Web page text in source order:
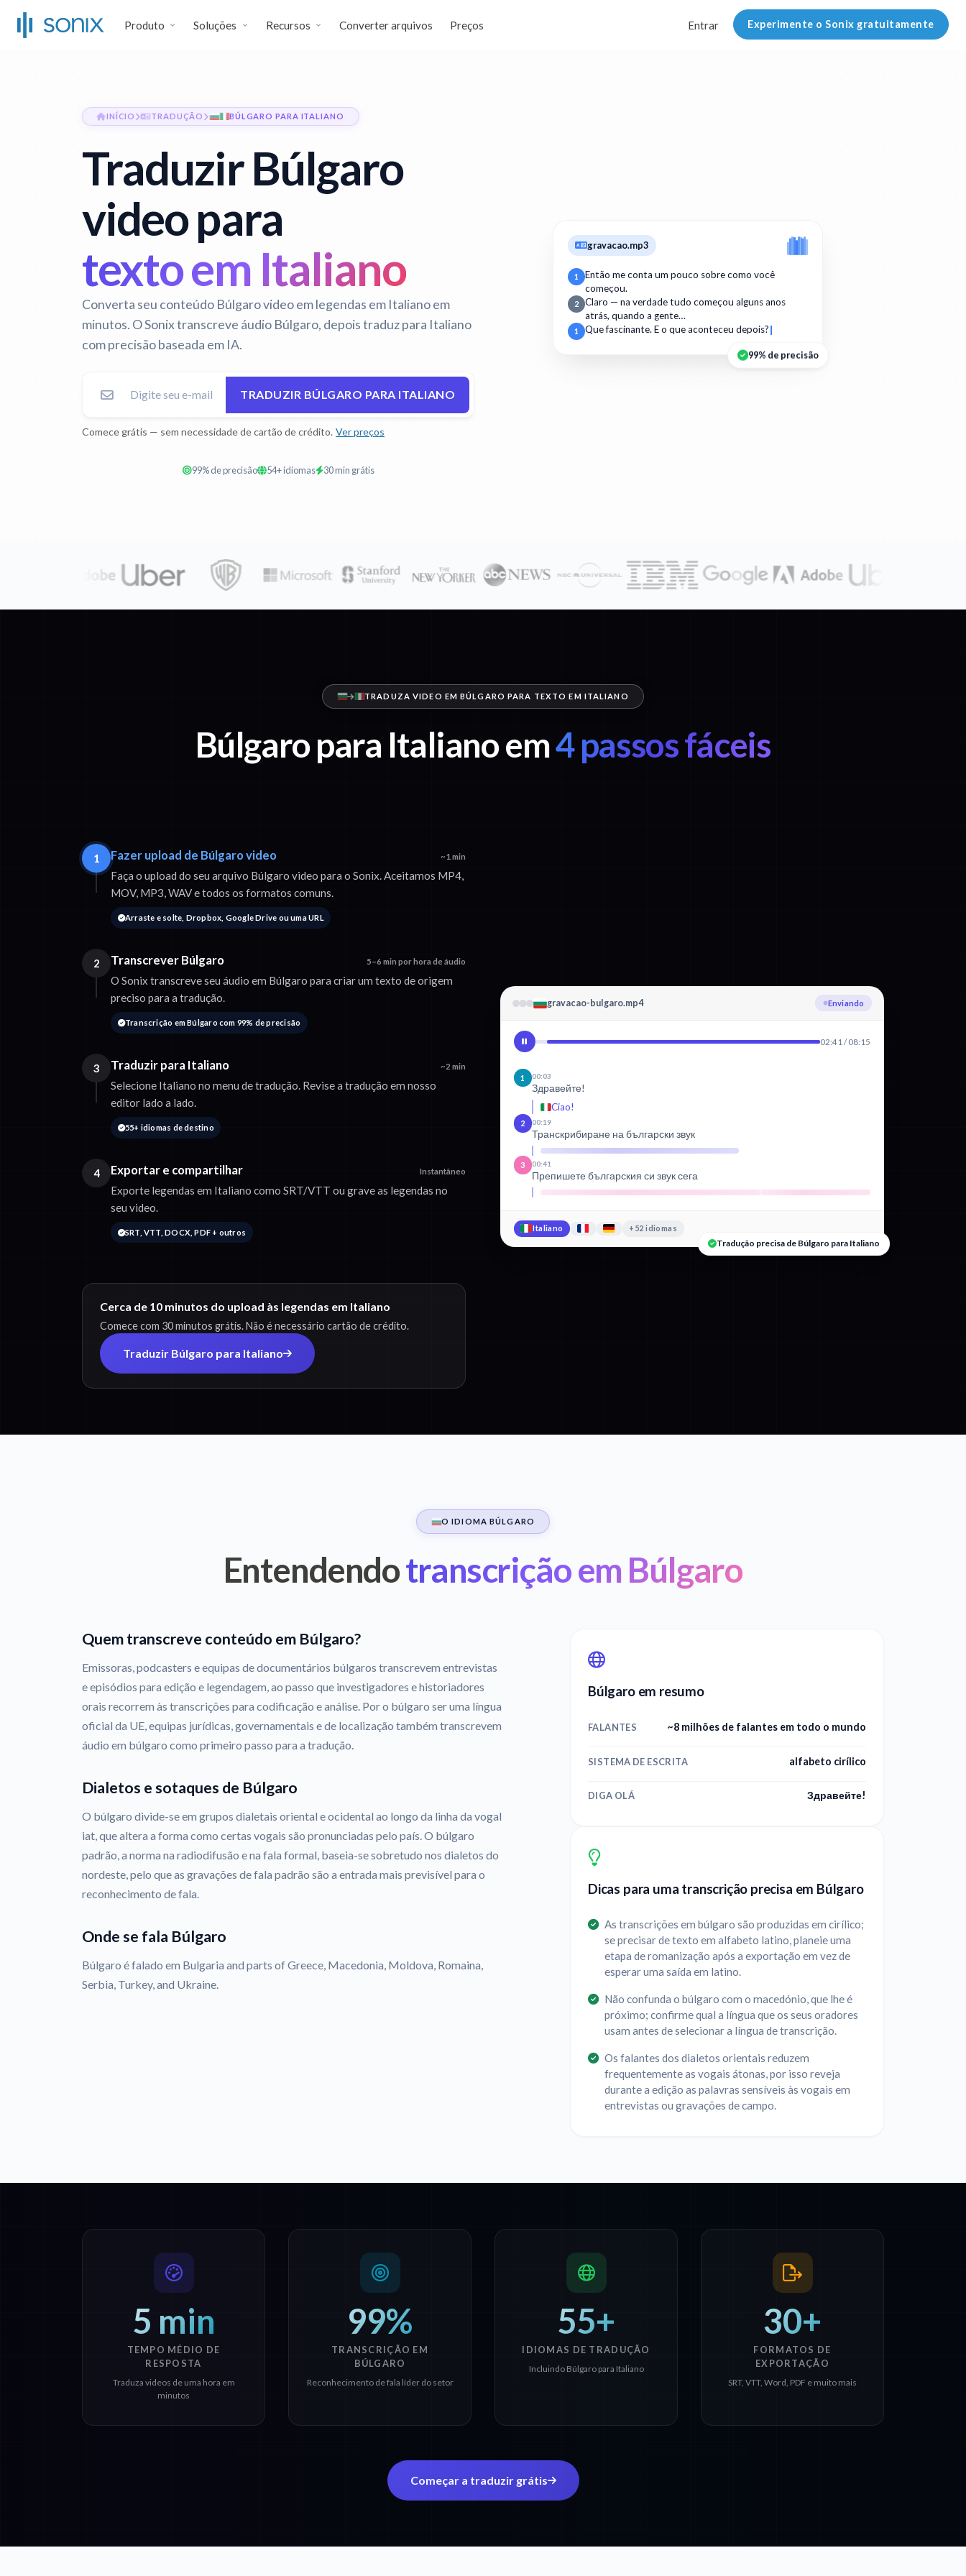
Produto Soluções Recursos Converter arquivos Preços Entrar Experimente o Sonix gratuitamente
INÍCIO TRADUÇÃO BÚLGARO PARA ITALIANO
Traduzir Búlgaro
video para
texto em Italiano
Converta seu conteúdo Búlgaro video em legendas em Italiano em
minutos. O Sonix transcreve áudio Búlgaro, depois traduz para Italiano
com precisão baseada em IA.
TRADUZIR BÚLGARO PARA ITALIANO
Comece grátis — sem necessidade de cartão de crédito. Ver preços
99% de precisão 54+ idiomas 30 min grátis
gravacao.mp3
1
Então me conta um pouco sobre como você
começou.
2
Claro — na verdade tudo começou alguns anos
atrás, quando a gente…
1 Que fascinante. E o que aconteceu depois?
99% de precisão
TRADUZA VIDEO EM BÚLGARO PARA TEXTO EM ITALIANO
Búlgaro para Italiano em4 passos fáceis
1 Fazer upload de Búlgaro video ~1 min
Faça o upload do seu arquivo Búlgaro video para o Sonix. Aceitamos MP4,
MOV, MP3, WAV e todos os formatos comuns.
Arraste e solte, Dropbox, Google Drive ou uma URL
2 Transcrever Búlgaro 5–6 min por hora de áudio
O Sonix transcreve seu áudio em Búlgaro para criar um texto de origem
preciso para a tradução.
Transcrição em Búlgaro com 99% de precisão
3 Traduzir para Italiano ~2 min
Selecione Italiano no menu de tradução. Revise a tradução em nosso
editor lado a lado.
55+ idiomas de destino
4 Exportar e compartilhar Instantâneo
Exporte legendas em Italiano como SRT/VTT ou grave as legendas no
seu video.
SRT, VTT, DOCX, PDF + outros
Cerca de 10 minutos do upload às legendas em Italiano
Comece com 30 minutos grátis. Não é necessário cartão de crédito.
Traduzir Búlgaro para Italiano
gravacao-bulgaro.mp4 Transcrevendo Búlgaro
02:41 / 08:15
1 00:03
Здравейте!
Ciao!
2 00:19
Транскрибиране на български звук
3 00:41
Препишете българския си звук сега
Italiano +52 idiomas
Tradução precisa de Búlgaro para Italiano
O IDIOMA BÚLGARO
Entendendotranscrição em Búlgaro
Quem transcreve conteúdo em Búlgaro?
Emissoras, podcasters e equipas de documentários búlgaros transcrevem entrevistas
e episódios para edição e legendagem, ao passo que investigadores e historiadores
orais recorrem às transcrições para codificação e análise. Por o búlgaro ser uma língua
oficial da UE, equipas jurídicas, governamentais e de localização também transcrevem
áudio em búlgaro como primeiro passo para a tradução.
Dialetos e sotaques de Búlgaro
O búlgaro divide-se em grupos dialetais oriental e ocidental ao longo da linha da vogal
iat, que altera a forma como certas vogais são pronunciadas pelo país. O búlgaro
padrão, a norma na radiodifusão e na fala formal, baseia-se sobretudo nos dialetos do
nordeste, pelo que as gravações de fala padrão são a entrada mais previsível para o
reconhecimento de fala.
Onde se fala Búlgaro
Búlgaro é falado em Bulgaria and parts of Greece, Macedonia, Moldova, Romaina,
Serbia, Turkey, and Ukraine.
Búlgaro em resumo
FALANTES ~8 milhões de falantes em todo o mundo
SISTEMA DE ESCRITA alfabeto cirílico
DIGA OLÁ Здравейте!
Dicas para uma transcrição precisa em Búlgaro
As transcrições em búlgaro são produzidas em cirílico;
se precisar de texto em alfabeto latino, planeie uma
etapa de romanização após a exportação em vez de
esperar uma saída em latino.
Não confunda o búlgaro com o macedónio, que lhe é
próximo; confirme qual a língua que os seus oradores
usam antes de selecionar a língua de transcrição.
Os falantes dos dialetos orientais reduzem
frequentemente as vogais átonas, por isso reveja
durante a edição as palavras sensíveis às vogais em
entrevistas ou gravações de campo.
5 min
TEMPO MÉDIO DE
RESPOSTA
Traduza videos de uma hora em
minutos
99%
TRANSCRIÇÃO EM
BÚLGARO
Reconhecimento de fala líder do setor
55+
IDIOMAS DE TRADUÇÃO
Incluindo Búlgaro para Italiano
30+
FORMATOS DE
EXPORTAÇÃO
SRT, VTT, Word, PDF e muito mais
Começar a traduzir grátis